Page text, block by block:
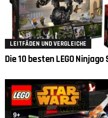
LEITFÄDEN UND VERGLEICHE
Die 10 besten LEGO